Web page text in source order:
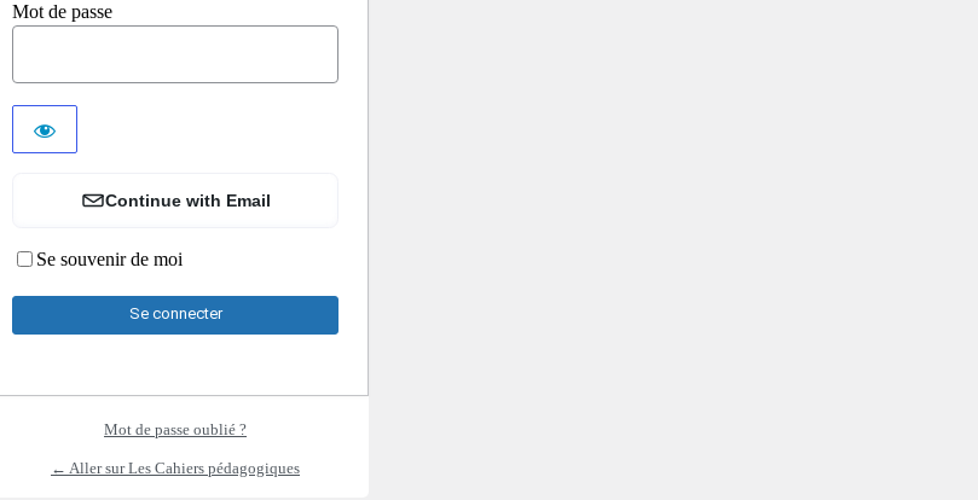
Mot de passe
Continue with Email
Se souvenir de moi
Mot de passe oublié ?
← Aller sur Les Cahiers pédagogiques